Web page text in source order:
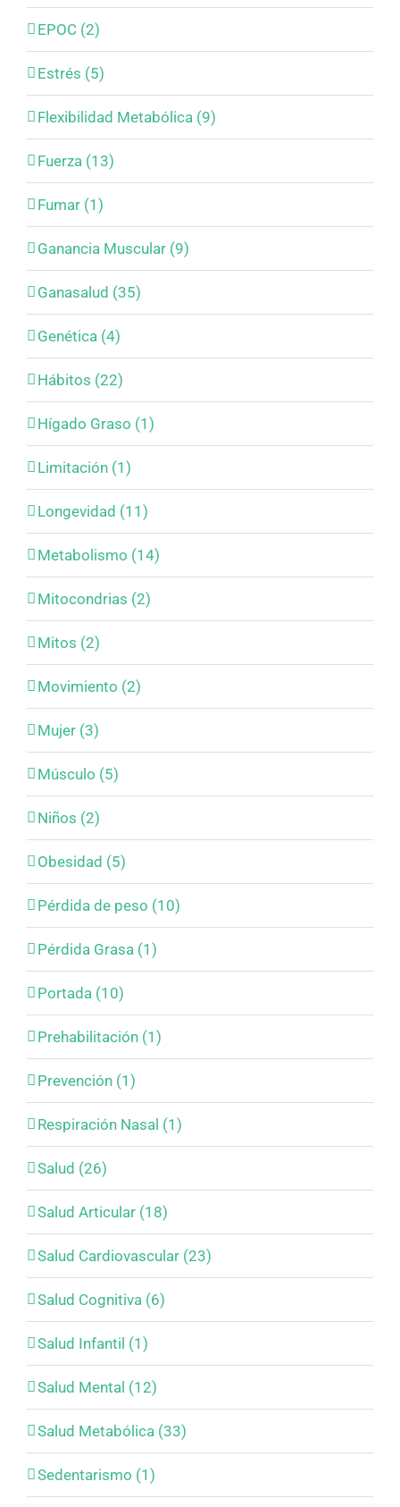
EPOC (2)
Estrés (5)
Flexibilidad Metabólica (9)
Fuerza (13)
Fumar (1)
Ganancia Muscular (9)
Ganasalud (35)
Genética (4)
Hábitos (22)
Hígado Graso (1)
Limitación (1)
Longevidad (11)
Metabolismo (14)
Mitocondrias (2)
Mitos (2)
Movimiento (2)
Mujer (3)
Músculo (5)
Niños (2)
Obesidad (5)
Pérdida de peso (10)
Pérdida Grasa (1)
Portada (10)
Prehabilitación (1)
Prevención (1)
Respiración Nasal (1)
Salud (26)
Salud Articular (18)
Salud Cardiovascular (23)
Salud Cognitiva (6)
Salud Infantil (1)
Salud Mental (12)
Salud Metabólica (33)
Sedentarismo (1)